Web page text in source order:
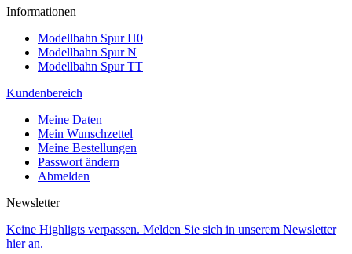
Informationen
Modellbahn Spur H0
Modellbahn Spur N
Modellbahn Spur TT
Kundenbereich
Meine Daten
Mein Wunschzettel
Meine Bestellungen
Passwort ändern
Abmelden
Newsletter
Keine Highligts verpassen. Melden Sie sich in unserem Newsletter
hier an.